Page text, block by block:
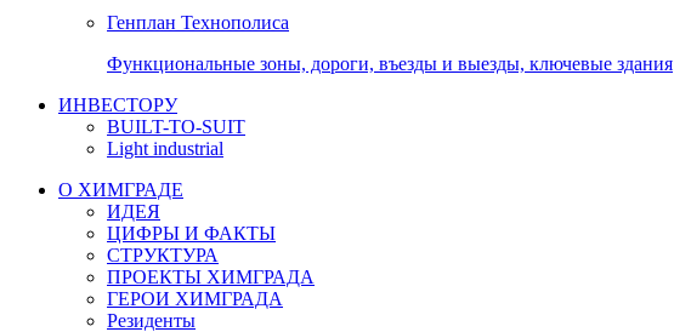
Генплан Технополиса
Функциональные зоны, дороги, въезды и выезды, ключевые здания
ИНВЕСТОРУ
BUILT-TO-SUIT
Light industrial
О ХИМГРАДЕ
ИДЕЯ
ЦИФРЫ И ФАКТЫ
СТРУКТУРА
ПРОЕКТЫ ХИМГРАДА
ГЕРОИ ХИМГРАДА
Резиденты